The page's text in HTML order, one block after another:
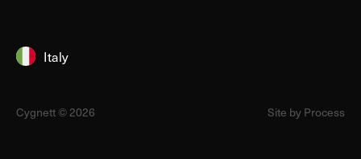
Italy
Cygnett © 2026 Site by Process